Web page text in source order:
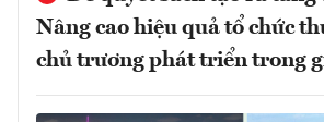
Nâng cao hiệu quả tổ chức
chủ trương phát triển trong